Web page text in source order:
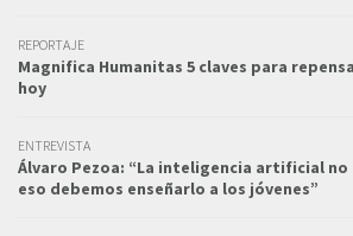
REPORTAJE
Magnifica Humanitas 5 claves para
hoy
ENTREVISTA
Álvaro Pezoa: “La inteligencia artificial no
eso debemos enseñarlo a los jóvenes”